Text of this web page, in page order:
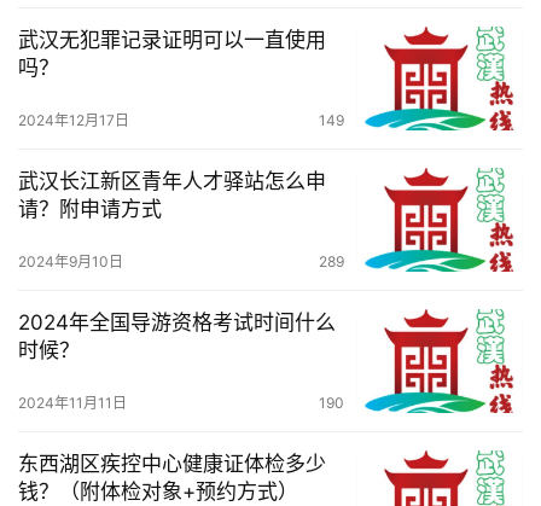
武汉无犯罪记录证明可以一直使用
吗？
2024年12月17日 149
武汉长江新区青年人才驿站怎么申
请？附申请方式
2024年9月10日 289
2024年全国导游资格考试时间什么
时候？
2024年11月11日 190
东西湖区疾控中心健康证体检多少
钱？（附体检对象+预约方式）